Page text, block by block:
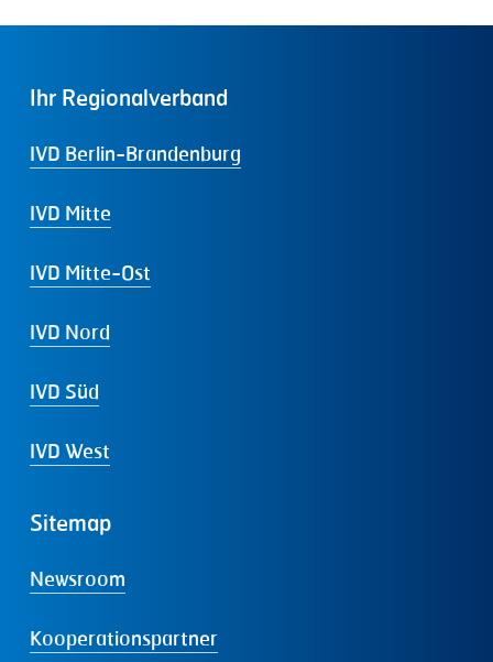
Ihr Regionalverband
IVD Berlin-Brandenburg
IVD Mitte
IVD Mitte-Ost
IVD Nord
IVD Süd
IVD West
Sitemap
Newsroom
Kooperationspartner